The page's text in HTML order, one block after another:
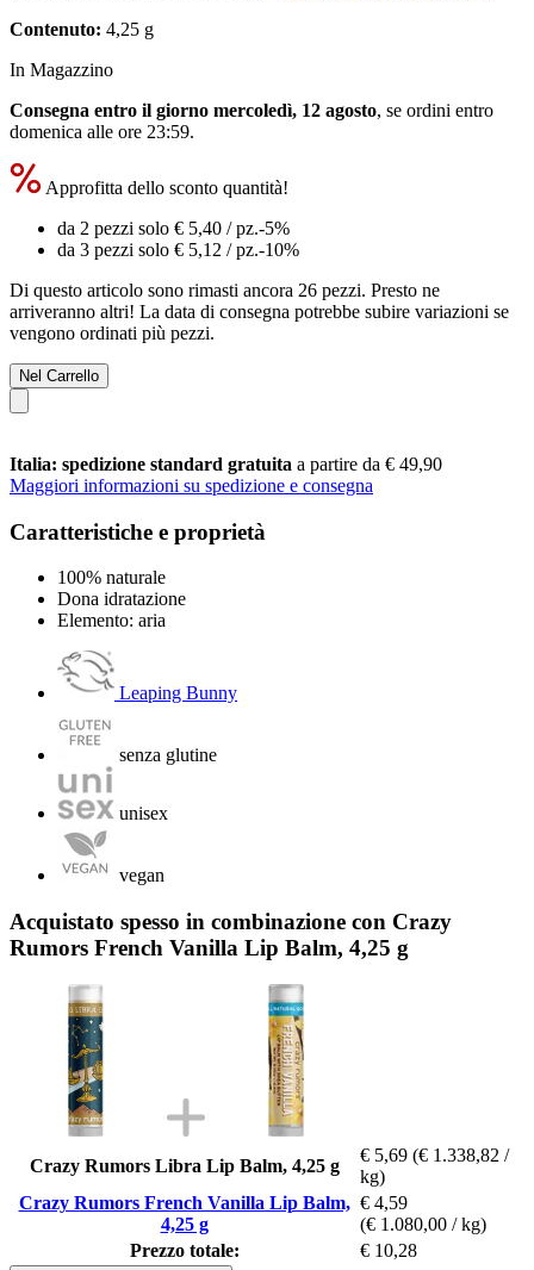
Contenuto: 4,25 g
In Magazzino
Consegna entro il giorno mercoledì, 12 agosto, se ordini entro
domenica alle ore 23:59.
Approfitta dello sconto quantità!
da 2 pezzi solo € 5,40 / pz.-5%
da 3 pezzi solo € 5,12 / pz.-10%
Di questo articolo sono rimasti ancora 26 pezzi. Presto ne
arriveranno altri! La data di consegna potrebbe subire variazioni se
vengono ordinati più pezzi.
Nel Carrello
Italia: spedizione standard gratuita a partire da € 49,90
Maggiori informazioni su spedizione e consegna
Caratteristiche e proprietà
100% naturale
Dona idratazione
Elemento: aria
Leaping Bunny
senza glutine
unisex
vegan
Acquistato spesso in combinazione con Crazy
Rumors French Vanilla Lip Balm, 4,25 g
Crazy Rumors Libra Lip Balm, 4,25 g
€ 5,69 (€ 1.338,82 /
kg)
Crazy Rumors French Vanilla Lip Balm,
4,25 g
€ 4,59
(€ 1.080,00 / kg)
Prezzo totale:
€ 10,28